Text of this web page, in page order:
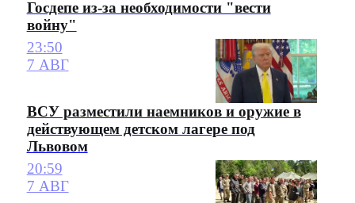
Госдепе из-за необходимости "вести
войну"
23:50
7 АВГ
ВСУ разместили наемников и оружие в
действующем детском лагере под
Львовом
20:59
7 АВГ